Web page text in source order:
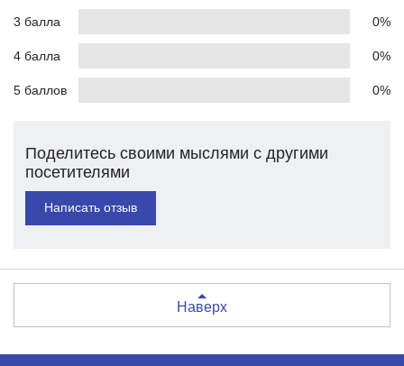
3 балла 0%
4 балла 0%
5 баллов 0%
Поделитесь своими мыслями с другими
посетителями
Написать отзыв
Наверх